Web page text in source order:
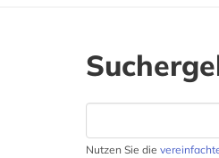
Nutzen Sie die